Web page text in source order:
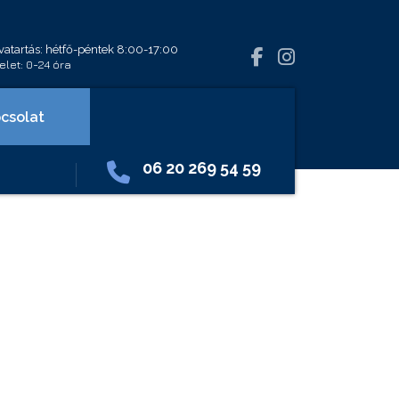
hétfő-péntek 8:00-17:00
0-24 óra
06 20 269 54 59